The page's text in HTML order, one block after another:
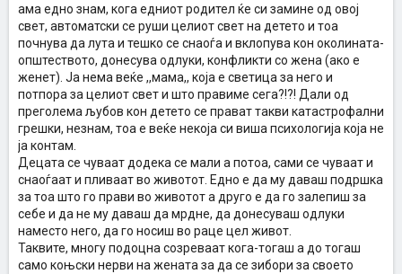
ама едно знам, кога едниот родител ќе си замине од овој
свет, автоматски се руши целиот свет на детето и тоа
почнува да лута и тешко се снаоѓа и вклопува кон околината-
општеството, донесува одлуки, конфликти со жена (ако е
женет). Ја нема веќе ,,мама,, која е светица за него и
потпора за целиот свет и што правиме сега?!?! Дали од
преголема љубов кон детето се прават такви катастрофални
грешки, незнам, тоа е веќе некоја си виша психологија која не
ја контам.
Децата се чуваат додека се мали а потоа, сами се чуваат и
снаоѓаат и пливаат во животот. Едно е да му даваш подршка
за тоа што го прави во животот а друго е да го залепиш за
себе и да не му даваш да мрдне, да донесуваш одлуки
наместо него, да го носиш во раце цел живот.
Таквите, многу подоцна созреваат кога-тогаш а до тогаш
само коњски нерви на жената за да се зибори за своето